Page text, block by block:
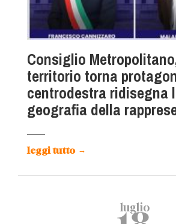
Consiglio
territorio torna
centrodestra ridisegna
geografia della
leggi tutto →
luglio